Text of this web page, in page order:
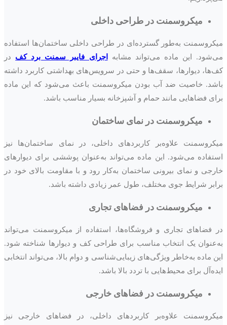
میکروسمنت در طراحی داخلی
میکروسمنت به‌طور گسترده‌ای در طراحی داخلی ساختمان‌ها استفاده
می‌شود. این ماده می‌تواند مشابه
اجرای فایبر سمنت برد کف در
کف‌ها، دیوارها، سقف‌ها و حتی در سرویس‌های بهداشتی کاربرد داشته
باشد. خاصیت ضد آب بودن میکروسمنت باعث می‌شود که این ماده
برای فضاهایی مانند حمام و آشپزخانه بسیار مناسب باشد.
میکروسمنت در نمای ساختمان
میکروسمنت علاوه‌بر کاربردهای داخلی، در نمای ساختمان‌ها نیز
استفاده می‌شود. این ماده می‌تواند به‌عنوان پوششی برای دیوارهای
خارجی و نمای بیرونی ساختمان به‌کار رود و با مقاومت بالای خود در
برابر شرایط جوی مختلف، طول عمر زیادی داشته باشد.
میکروسمنت در فضاهای تجاری
در فضاهای تجاری و فروشگاه‌ها، استفاده از میکروسمنت می‌تواند
به‌عنوان یک انتخاب مناسب برای طراحی کف و دیوارها شناخته شود.
این ماده به‌خاطر ویژگی‌های زیبایی‌شناسی و دوام بالا، می‌تواند انتخابی
ایده‌آل برای محیط‌هایی با تردد بالا باشد.
میکروسمنت در فضاهای خارجی
میکروسمنت علاوه‌بر کاربردهای داخلی، در فضاهای خارجی نیز